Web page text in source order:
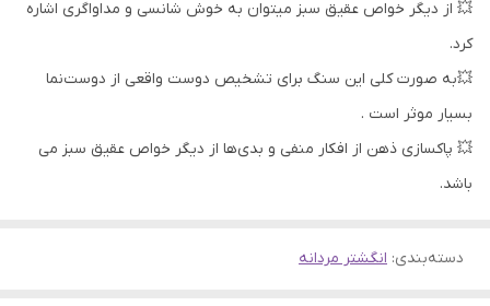
💥 از دیگر خواص عقیق سبز میتوان به خوش شانسی و مداواگری اشاره
کرد.
💥به صورت کلی این سنگ برای تشخیص دوست واقعی از دوست‌نما
بسیار موثر است .
💥 پاکسازی ذهن از افکار منفی و بدی‌ها از دیگر خواص عقیق سبز می
باشد.​​​​​​
دسته‌بندی: انگشتر مردانه